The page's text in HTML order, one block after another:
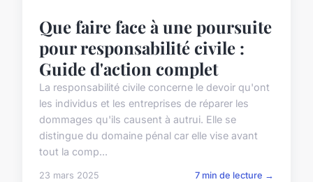
Que faire face à une poursuite
pour responsabilité civile :
Guide d'action complet
La responsabilité civile concerne le devoir qu'ont
les individus et les entreprises de réparer les
dommages qu'ils causent à autrui. Elle se
distingue du domaine pénal car elle vise avant
tout la comp...
23 mars 2025 7 min de lecture →